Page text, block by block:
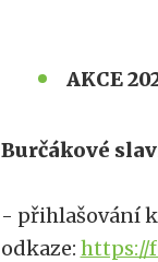
AKCE
Burčákové
- přihlašování
odkaze: https://